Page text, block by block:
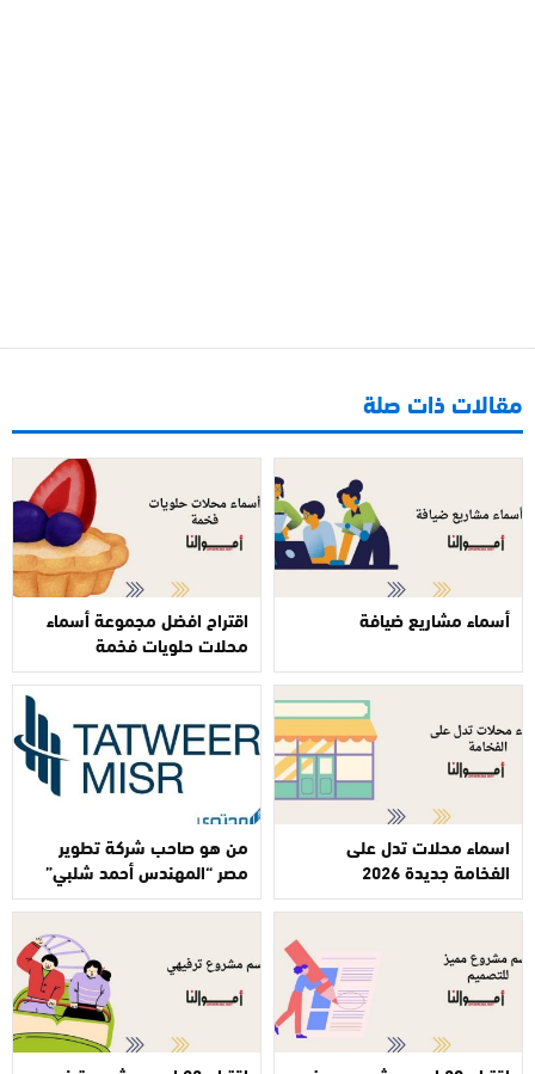
مقالات ذات صلة
أسماء مشاريع ضيافة اقتراح افضل مجموعة أسماء
محلات حلويات فخمة
اسماء محلات تدل على
الفخامة جديدة 2026
من هو صاحب شركة تطوير
مصر “المهندس أحمد شلبي”